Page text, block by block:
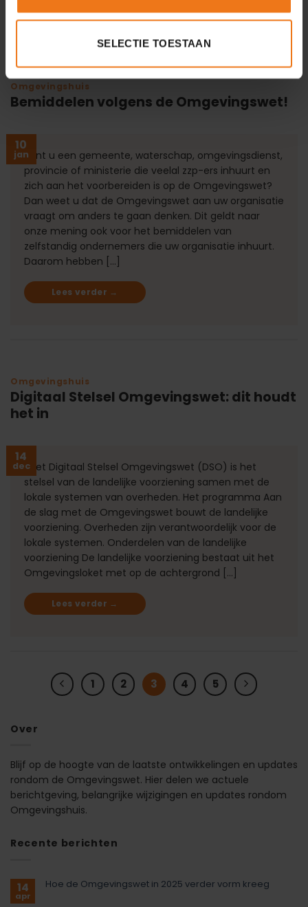
SELECTIE TOESTAAN
Omgevingshuis
Bemiddelen volgens de Omgevingswet!
10
janBent u een gemeente, waterschap, omgevingsdienst,
provincie of ministerie die veelal zzp-ers inhuurt en
zich aan het voorbereiden is op de Omgevingswet?
Dan weet u dat de Omgevingswet aan uw organisatie
vraagt om anders te gaan denken. Dit geldt naar
onze mening ook voor het bemiddelen van
zelfstandig ondernemers die uw organisatie inhuurt.
Daarom hebben […]
Lees verder →
Omgevingshuis
Digitaal Stelsel Omgevingswet: dit houdt
het in
14
decHet Digitaal Stelsel Omgevingswet (DSO) is het
stelsel van de landelijke voorziening samen met de
lokale systemen van overheden. Het programma Aan
de slag met de Omgevingswet bouwt de landelijke
voorziening. Overheden zijn verantwoordelijk voor de
lokale systemen. Onderdelen van de landelijke
voorziening De landelijke voorziening bestaat uit het
Omgevingsloket met op de achtergrond […]
Lees verder →
1 2 3 4 5
Over
Blijf op de hoogte van de laatste ontwikkelingen en updates
rondom de Omgevingswet. Hier delen we actuele
berichtgeving, belangrijke wijzigingen en updates rondom
Omgevingshuis.
Recente berichten
14
apr
Hoe de Omgevingswet in 2025 verder vorm kreeg